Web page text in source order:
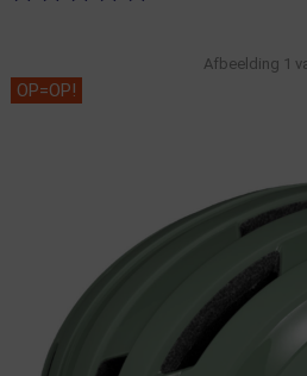
Afbeelding 1
OP=OP!